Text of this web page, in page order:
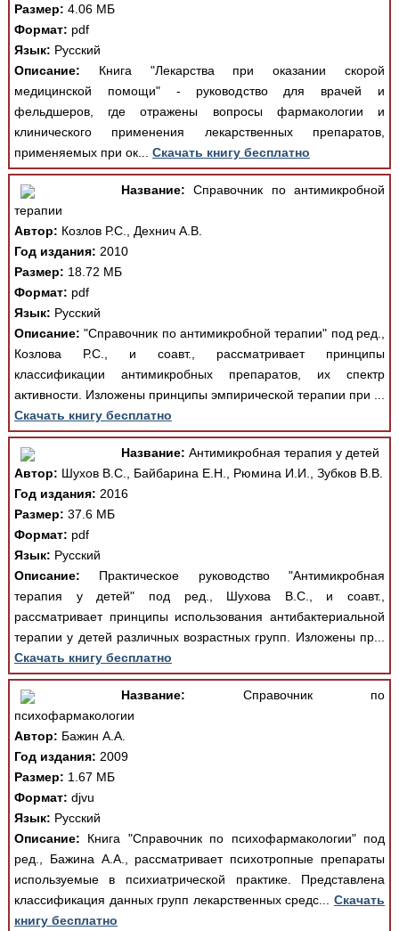
Размер: 4.06 МБ
Формат: pdf
Язык: Русский
Описание: Книга "Лекарства при оказании скорой
медицинской помощи" - руководство для врачей и
фельдшеров, где отражены вопросы фармакологии и
клинического применения лекарственных препаратов,
применяемых при ок... Скачать книгу бесплатно
Название: Справочник по антимикробной
терапии
Автор: Козлов Р.С., Дехнич А.В.
Год издания: 2010
Размер: 18.72 МБ
Формат: pdf
Язык: Русский
Описание: "Справочник по антимикробной терапии" под ред.,
Козлова Р.С., и соавт., рассматривает принципы
классификации антимикробных препаратов, их спектр
активности. Изложены принципы эмпирической терапии при ...
Скачать книгу бесплатно
Название: Антимикробная терапия у детей
Автор: Шухов В.С., Байбарина Е.Н., Рюмина И.И., Зубков В.В.
Год издания: 2016
Размер: 37.6 МБ
Формат: pdf
Язык: Русский
Описание: Практическое руководство "Антимикробная
терапия у детей" под ред., Шухова В.С., и соавт.,
рассматривает принципы использования антибактериальной
терапии у детей различных возрастных групп. Изложены пр...
Скачать книгу бесплатно
Название: Справочник по
психофармакологии
Автор: Бажин А.А.
Год издания: 2009
Размер: 1.67 МБ
Формат: djvu
Язык: Русский
Описание: Книга "Справочник по психофармакологии" под
ред., Бажина А.А., рассматривает психотропные препараты
используемые в психиатрической практике. Представлена
классификация данных групп лекарственных средс...Скачать
книгу бесплатно